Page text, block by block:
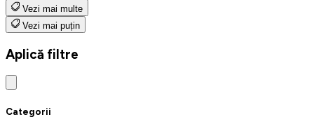
Vezi mai multe
Vezi mai puțin
Aplică filtre
Categorii